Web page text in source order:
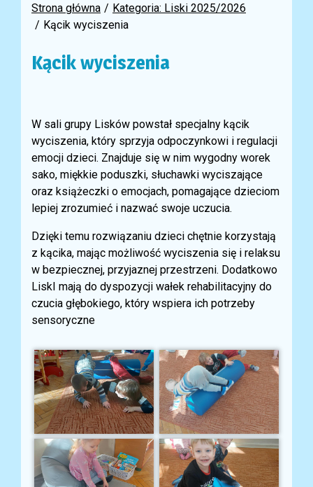
Strona główna
Kategoria: Liski 2025/2026
Kącik wyciszenia
Kącik wyciszenia
W sali grupy Lisków powstał specjalny kącik
wyciszenia, który sprzyja odpoczynkowi i regulacji
emocji dzieci. Znajduje się w nim wygodny worek
sako, miękkie poduszki, słuchawki wyciszające
oraz książeczki o emocjach, pomagające dzieciom
lepiej zrozumieć i nazwać swoje uczucia.
Dzięki temu rozwiązaniu dzieci chętnie korzystają
z kącika, mając możliwość wyciszenia się i relaksu
w bezpiecznej, przyjaznej przestrzeni. Dodatkowo
LiskI mają do dyspozycji wałek rehabilitacyjny do
czucia głębokiego, który wspiera ich potrzeby
sensoryczne